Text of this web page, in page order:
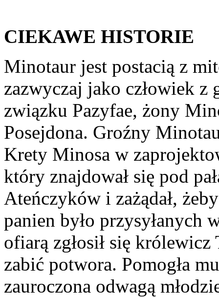
CIEKAWE HISTORIE
Minotaur jest postacią z
zazwyczaj jako człowiek z
związku Pazyfae, żony
Posejdona. Groźny
Krety Minosa w
który znajdował się pod
Ateńczyków i zażądał,
panien było przysyłanych
ofiarą zgłosił się królewicz
zabić potwora. Pomogła
zauroczona odwagą